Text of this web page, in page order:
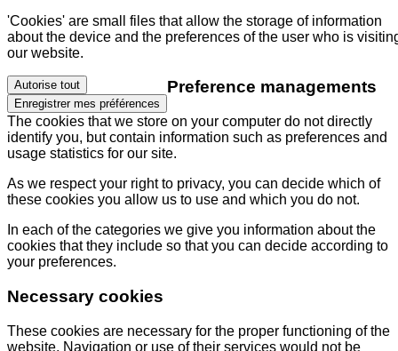
'Cookies' are small files that allow the storage of information
about the device and the preferences of the user who is
our website.
Autorise tout
Enregistrer mes préférences
Preference managements
The cookies that we store on your computer do not directly
identify you, but contain information such as preferences and
usage statistics for our site.
As we respect your right to privacy, you can decide which of
these cookies you allow us to use and which you do not.
In each of the categories we give you information about the
cookies that they include so that you can decide according to
your preferences.
Necessary cookies
These cookies are necessary for the proper functioning of the
website. Navigation or use of their services would not be